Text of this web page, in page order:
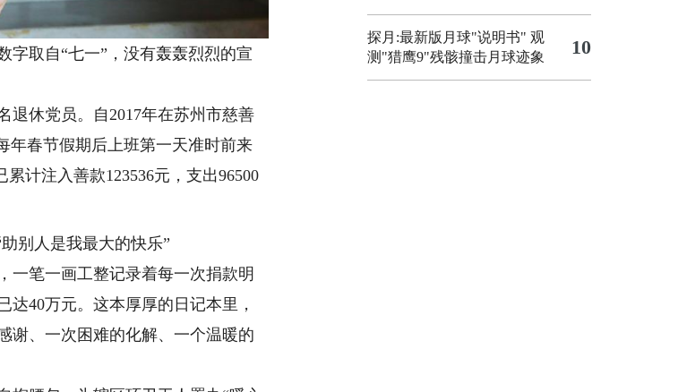
取自“七一”，没有轰轰烈烈的宣
休党员。自2017年在苏州市慈善
年春节假期后上班第一天准时前来
计注入善款123536元，支出96500
笔一画工整记录着每一次捐款明
40万元。这本厚厚的日记本里，
谢、一次困难的化解、一个温暖的
探月:最新版月球"说明书" 观
测"猎鹰9"残骸撞击月球迹象
10